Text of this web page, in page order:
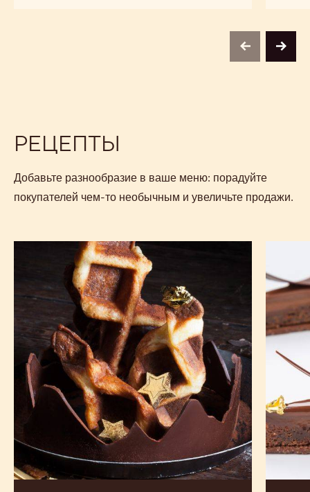
previousnext
РЕЦЕПТЫ
Добавьте разнообразие в ваше меню: порадуйте
покупателей чем-то необычным и увеличьте продажи.
с
чаем
«Эрл
Грей»